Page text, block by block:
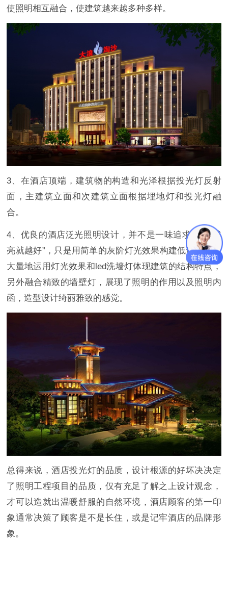
使照明相互融合，使建筑越来越多种多样。
3、在酒店顶端，建筑物的构造和光泽根据投光灯反射
面，主建筑立面和次建筑立面根据埋地灯和投光灯融
合。
4、优良的酒店泛光照明设计，并不是一味追求完美“越
亮就越好”，只是用简单的灰阶灯光效果构建低调奢华，
大量地运用灯光效果和led洗墙灯体现建筑的结构特点，
另外融合精致的墙壁灯，展现了照明的作用以及照明内
函，造型设计绮丽雅致的感觉。
总得来说，酒店投光灯的品质，设计根源的好坏决决定
了照明工程项目的品质，仅有充足了解之上设计观念，
才可以造就出温暖舒服的自然环境，酒店顾客的第一印
象通常决策了顾客是不是长住，或是记牢酒店的品牌形
象。